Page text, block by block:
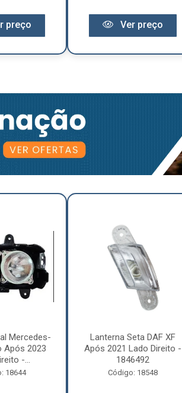
preço Ver preço
Mercedes-
Após 2023
-...
18644
Lanterna Seta DAF XF
Após 2021 Lado Direito -
1846492
Código: 18548